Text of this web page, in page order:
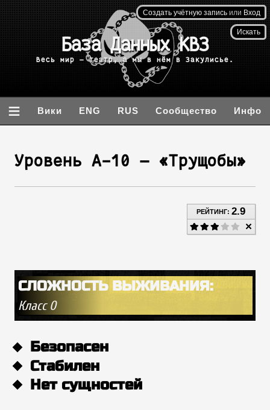
База данных
Backrooms
Вы бывали здесь раньше.
≡ Вики ENG RUS Сообщество Инфо
Создать учётную запись или Вход
Уровень А-10 — «Трущобы»
РЕЙТИНГ:2.9
СЛОЖНОСТЬ ВЫЖИВАНИЯ:
Класс 0